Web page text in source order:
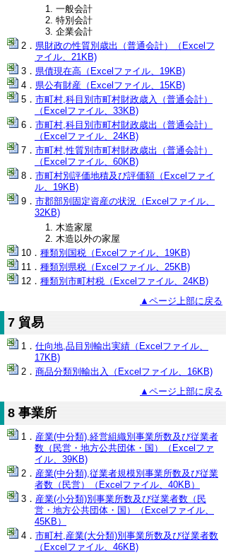
一般会計
特別会計
企業会計
県財政の性質別歳出（普通会計）（Excelフ
ァイル、21KB)
県債現在高（Excelファイル、19KB)
県公有財産（Excelファイル、15KB)
市町村,科目別市町村財政歳入（普通会計）
（Excelファイル、33KB)
市町村,科目別市町村財政歳出（普通会計）
（Excelファイル、24KB)
市町村,性質別市町村財政歳出（普通会計）
（Excelファイル、60KB)
市町村別評価地積及び評価額（Excelファイ
ル、19KB)
市郡部別固定資産の状況（Excelファイル、
32KB)
木造家屋
木造以外の家屋
種類別国税（Excelファイル、19KB)
種類別県税（Excelファイル、25KB)
種類別市町村税（Excelファイル、24KB)
▲ページ上部に戻る
7 貿易
仕向地,品目別輸出実績（Excelファイル、
17KB)
商品分類別輸出入（Excelファイル、16KB)
▲ページ上部に戻る
8 事業所
産業(中分類),経営組織別事業所数及び従業者
数（民営・地方公共団体・国）（Excelファ
イル、39KB)
産業(中分類),従業者規模別事業所数及び従業
者数（民営）（Excelファイル、40KB）
産業(小分類)別事業所数及び従業者数（民
営・地方公共団体・国）（Excelファイル、
45KB）
市町村,産業(大分類)別事業所数及び従業者数
（Excelファイル、46KB)